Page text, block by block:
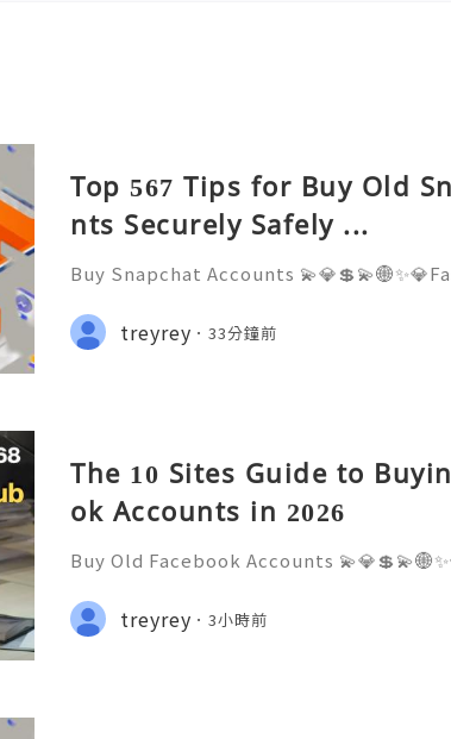
Top 567 Tips for Buy Old
nts Securely Safely ...
Buy Snapchat Accounts
💫💎💲💫🌐✨💎Telegram:
d: usadigitalhub
treyrey 33分鐘前
The 10 Sites Guide to
ok Accounts in 2026
Buy Old Facebook Accounts
68 💫💎💲💫🌐✨💎Telegram:
cord: usadigitalhub
treyrey 3小時前